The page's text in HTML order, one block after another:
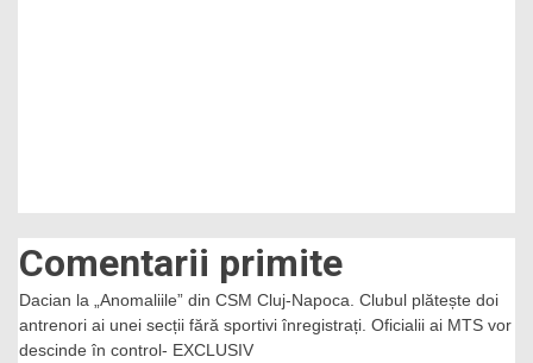
Comentarii primite
Dacian la
„Anomaliile” din CSM Cluj-Napoca. Clubul plătește doi
antrenori ai unei secții fără sportivi înregistrați. Oficialii ai MTS vor
descinde în control- EXCLUSIV